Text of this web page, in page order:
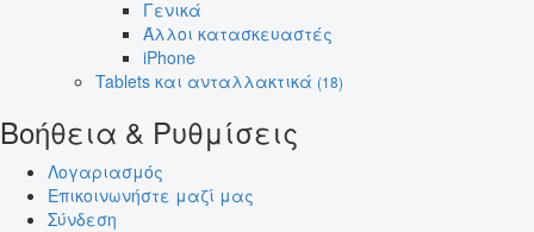
Γενικά
Άλλοι κατασκευαστές
iPhone
Tablets και ανταλλακτικά (18)
Βοήθεια & Ρυθμίσεις
Λογαριασμός
Επικοινωνήστε μαζί μας
Σύνδεση